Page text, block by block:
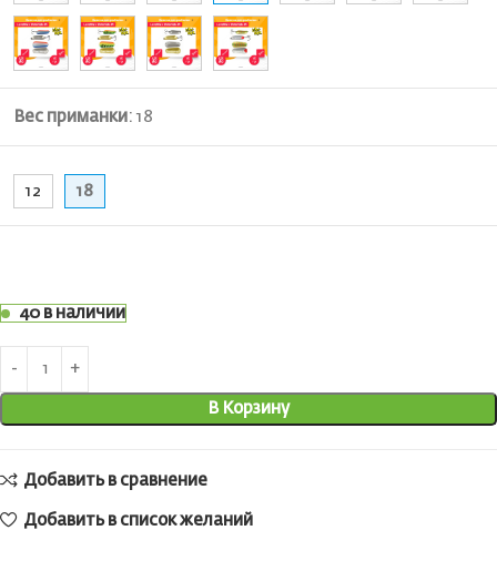
Вес приманки: 18
12 18
40 в наличии
В Корзину
Добавить в сравнение
Добавить в список желаний